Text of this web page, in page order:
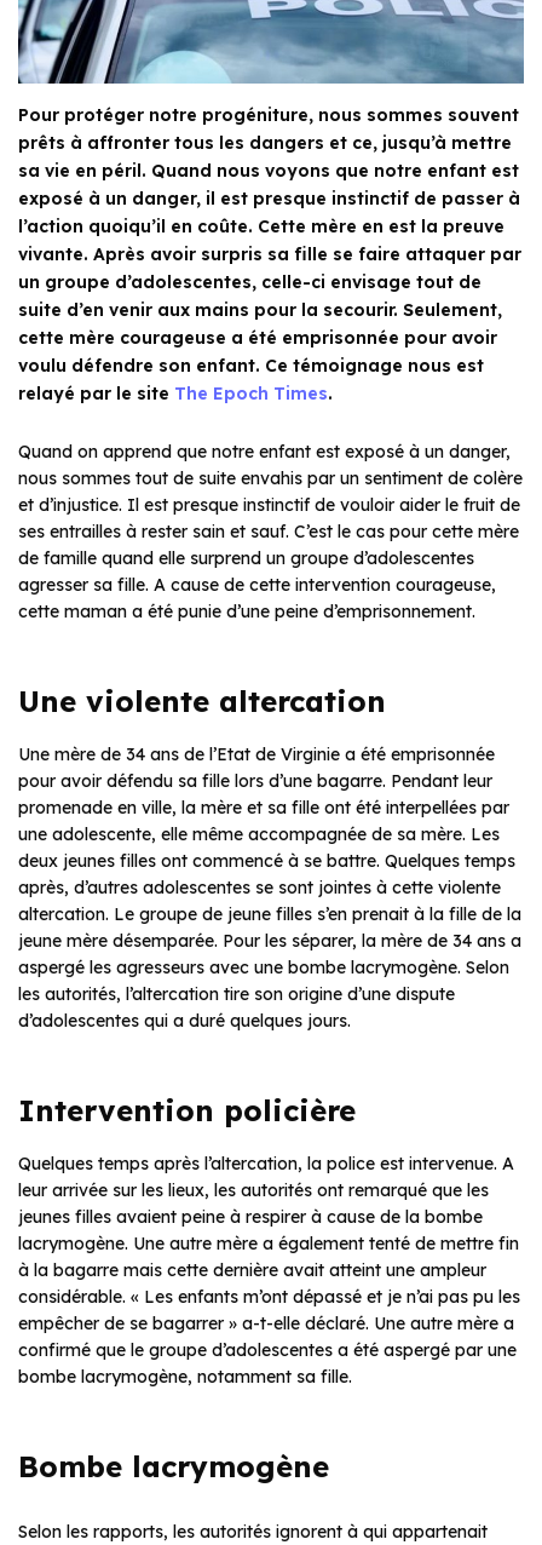
Pour protéger notre progéniture, nous sommes souvent
prêts à affronter tous les dangers et ce, jusqu’à mettre
sa vie en péril. Quand nous voyons que notre enfant est
exposé à un danger, il est presque instinctif de passer à
l’action quoiqu’il en coûte. Cette mère en est la preuve
vivante. Après avoir surpris sa fille se faire attaquer par
un groupe d’adolescentes, celle-ci envisage tout de
suite d’en venir aux mains pour la secourir. Seulement,
cette mère courageuse a été emprisonnée pour avoir
voulu défendre son enfant. Ce témoignage nous est
relayé par le site The Epoch Times.
Quand on apprend que notre enfant est exposé à un danger,
nous sommes tout de suite envahis par un sentiment de colère
et d’injustice. Il est presque instinctif de vouloir aider le fruit de
ses entrailles à rester sain et sauf. C’est le cas pour cette mère
de famille quand elle surprend un groupe d’adolescentes
agresser sa fille. A cause de cette intervention courageuse,
cette maman a été punie d’une peine d’emprisonnement.
Une violente altercation
Une mère de 34 ans de l’Etat de Virginie a été emprisonnée
pour avoir défendu sa fille lors d’une bagarre. Pendant leur
promenade en ville, la mère et sa fille ont été interpellées par
une adolescente, elle même accompagnée de sa mère. Les
deux jeunes filles ont commencé à se battre. Quelques temps
après, d’autres adolescentes se sont jointes à cette violente
altercation. Le groupe de jeune filles s’en prenait à la fille de la
jeune mère désemparée. Pour les séparer, la mère de 34 ans a
aspergé les agresseurs avec une bombe lacrymogène. Selon
les autorités, l’altercation tire son origine d’une dispute
d’adolescentes qui a duré quelques jours.
Intervention policière
Quelques temps après l’altercation, la police est intervenue. A
leur arrivée sur les lieux, les autorités ont remarqué que les
jeunes filles avaient peine à respirer à cause de la bombe
lacrymogène. Une autre mère a également tenté de mettre fin
à la bagarre mais cette dernière avait atteint une ampleur
considérable. « Les enfants m’ont dépassé et je n’ai pas pu les
empêcher de se bagarrer » a-t-elle déclaré. Une autre mère a
confirmé que le groupe d’adolescentes a été aspergé par une
bombe lacrymogène, notamment sa fille.
Bombe lacrymogène
Selon les rapports, les autorités ignorent à qui appartenait